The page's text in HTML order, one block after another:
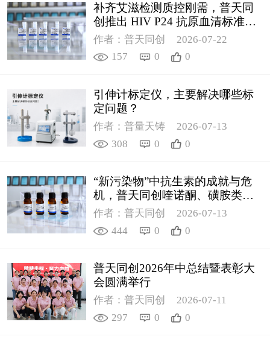
补齐艾滋检测质控刚需，普天同
创推出 HIV P24 抗原血清标准物
质
作者：普天同创
2026-07-22
157
0 0
引伸计标定仪，主要解决哪些标
定问题？
作者：普量天铸
2026-07-13
308
0 0
“新污染物”中抗生素的成就与危
机，普天同创喹诺酮、磺胺类质
控新品筑牢环境安全防线
作者：普天同创
2026-07-13
444
0 0
普天同创2026年中总结暨表彰大
会圆满举行
作者：普天同创
2026-07-11
297
0 0